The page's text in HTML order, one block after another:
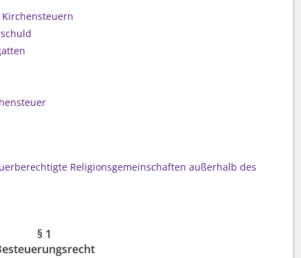
Religionsgemeinschaften außerhalb des
§ 1